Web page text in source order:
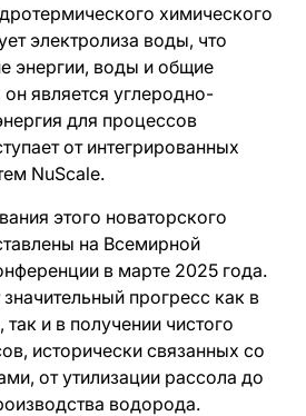
химического
электролиза воды, что
энергии, воды и общие
он является углеродно-
для процессов
от интегрированных
NuScale.
этого новаторского
на Всемирной
в марте 2025 года.
прогресс как в
и в получении чистого
исторически связанных со
от утилизации рассола до
водорода.